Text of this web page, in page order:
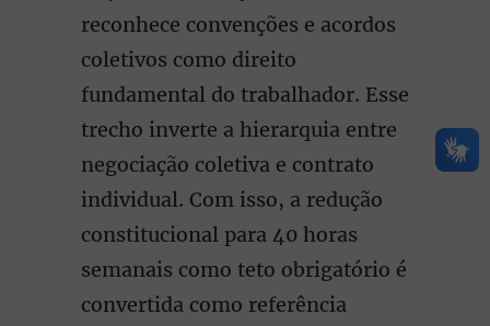
reconhece convenções e acordos
coletivos como direito
fundamental do trabalhador. Esse
trecho inverte a hierarquia entre
negociação coletiva e contrato
individual. Com isso, a redução
constitucional para 40 horas
semanais como teto obrigatório é
convertida como referência